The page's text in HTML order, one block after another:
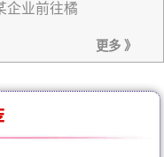
业前往橘
更多 》